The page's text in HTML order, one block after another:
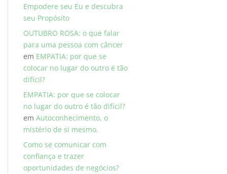
Empodere seu Eu e descubra
seu Propósito
OUTUBRO ROSA: o que falar
para uma pessoa com câncer
em EMPATIA: por que se
colocar no lugar do outro é tão
difícil?
EMPATIA: por que se colocar
no lugar do outro é tão difícil?
em Autoconhecimento, o
mistério de si mesmo.
Como se comunicar com
confiança e trazer
oportunidades de negócios?